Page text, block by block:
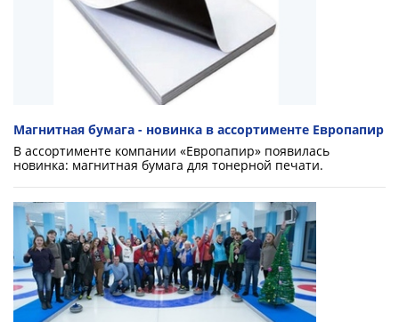
Магнитная бумага - новинка в ассортименте Европапир
В ассортименте компании «Европапир» появилась
новинка: магнитная бумага для тонерной печати.